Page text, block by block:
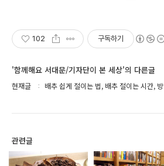
102 구독하기
'함께해요 서대문/기자단이 본 세상'의 다른글
현재글 배추 쉽게 절이는 법, 배추 절이는 시간,
관련글